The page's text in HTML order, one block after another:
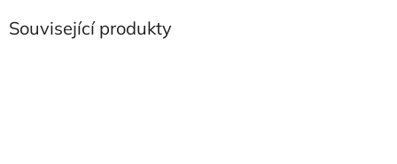
Související produkty